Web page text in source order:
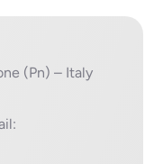
(Pn) – Italy